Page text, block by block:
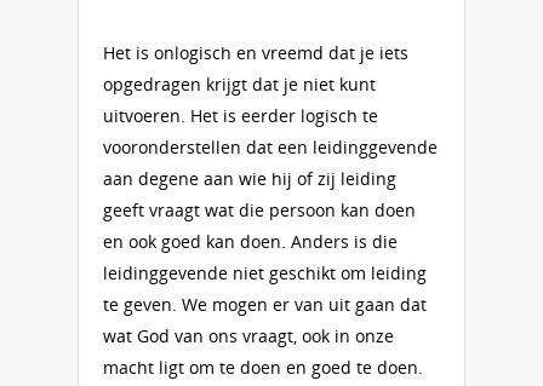
Het is onlogisch en vreemd dat je iets
opgedragen krijgt dat je niet kunt
uitvoeren. Het is eerder logisch te
vooronderstellen dat een leidinggevende
aan degene aan wie hij of zij leiding
geeft vraagt wat die persoon kan doen
en ook goed kan doen. Anders is die
leidinggevende niet geschikt om leiding
te geven. We mogen er van uit gaan dat
wat God van ons vraagt, ook in onze
macht ligt om te doen en goed te doen.